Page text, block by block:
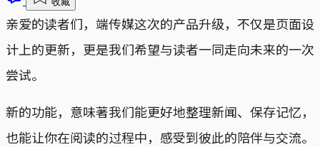
亲爱的读者们，端传媒这次的产品升级，不仅是页面设
计上的更新，更是我们希望与读者一同走向未来的一次
尝试。
新的功能，意味著我们能更好地整理新闻、保存记忆，
也能让你在阅读的过程中，感受到彼此的陪伴与交流。